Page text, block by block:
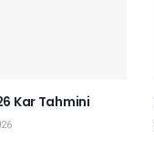
Kar Tahmini